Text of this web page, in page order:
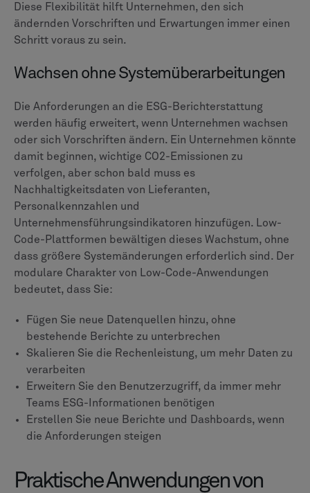
Diese Flexibilität hilft Unternehmen, den sich
ändernden Vorschriften und Erwartungen immer einen
Schritt voraus zu sein.
Wachsen ohne Systemüberarbeitungen
Die Anforderungen an die ESG-Berichterstattung
werden häufig erweitert, wenn Unternehmen wachsen
oder sich Vorschriften ändern. Ein Unternehmen könnte
damit beginnen, wichtige CO2-Emissionen zu
verfolgen, aber schon bald muss es
Nachhaltigkeitsdaten von Lieferanten,
Personalkennzahlen und
Unternehmensführungsindikatoren hinzufügen. Low-
Code-Plattformen bewältigen dieses Wachstum, ohne
dass größere Systemänderungen erforderlich sind. Der
modulare Charakter von Low-Code-Anwendungen
bedeutet, dass Sie:
Fügen Sie neue Datenquellen hinzu, ohne
bestehende Berichte zu unterbrechen
Skalieren Sie die Rechenleistung, um mehr Daten zu
verarbeiten
Erweitern Sie den Benutzerzugriff, da immer mehr
Teams ESG-Informationen benötigen
Erstellen Sie neue Berichte und Dashboards, wenn
die Anforderungen steigen
Praktische Anwendungen von